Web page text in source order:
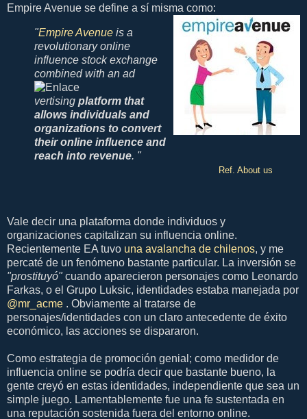
Empire Avenue se define a sí misma como:
"Empire Avenue is a
revolutionary online
influence stock exchange
combined with an ad
vertising platform that
allows individuals and
organizations to convert
their online influence and
reach into revenue. "
Ref. About us
Vale decir una plataforma donde individuos y
organizaciones capitalizan su influencia online.
Recientemente EA tuvo una avalancha de chilenos, y me
percaté de un fenómeno bastante particular. La inversión se
"prostituyó"cuando aparecieron personajes como Leonardo
Farkas, o el Grupo Luksic, identidades estaba manejada por
@mr_acme . Obviamente al tratarse de
personajes/identidades con un claro antecedente de éxito
económico, las acciones se dispararon.
Como estrategia de promoción genial; como medidor de
influencia online se podría decir que bastante bueno, la
gente creyó en estas identidades, independiente que sea un
simple juego. Lamentablemente fue una fe sustentada en
una reputación sostenida fuera del entorno online.